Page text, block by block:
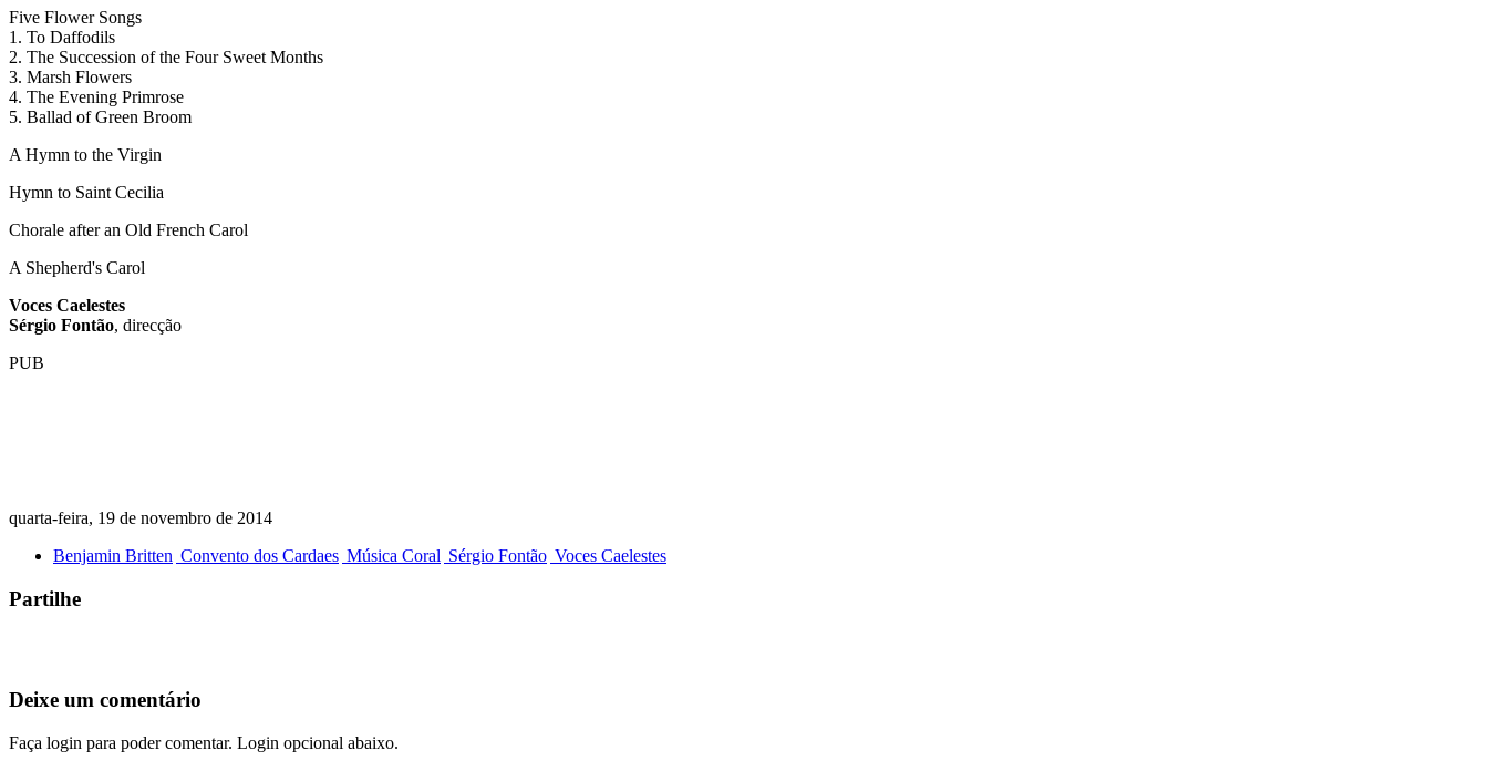
Five Flower Songs
1. To Daffodils
2. The Succession of the Four Sweet Months
3. Marsh Flowers
4. The Evening Primrose
5. Ballad of Green Broom
A Hymn to the Virgin
Hymn to Saint Cecilia
Chorale after an Old French Carol
A Shepherd's Carol
Voces Caelestes
Sérgio Fontão, direcção
PUB
quarta-feira, 19 de novembro de 2014
Benjamin Britten Convento dos Cardaes Música Coral Sérgio Fontão Voces Caelestes
Partilhe
Deixe um comentário
Faça login para poder comentar. Login opcional abaixo.